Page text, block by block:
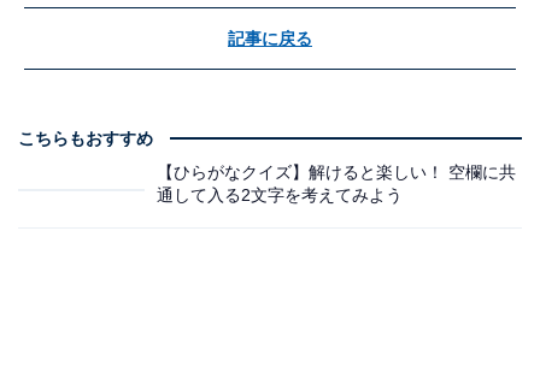
記事に戻る
こちらもおすすめ
【ひらがなクイズ】解けると楽しい！ 空欄に共
通して入る2文字を考えてみよう